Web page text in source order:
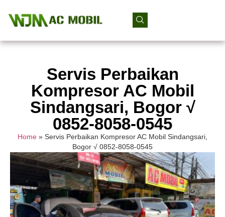
Servis Perbaikan
Kompresor AC Mobil
Sindangsari, Bogor √
0852-8058-0545
Home » Servis Perbaikan Kompresor AC Mobil Sindangsari,
Bogor √ 0852-8058-0545